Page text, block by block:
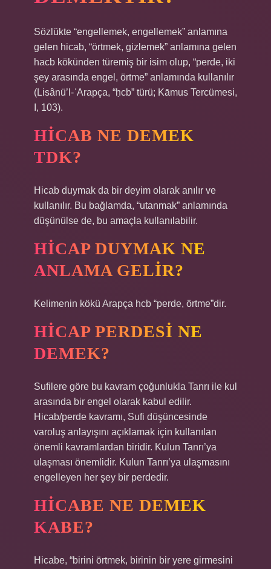
Sözlükte “engellemek, engellemek” anlamına
gelen hicab, “örtmek, gizlemek” anlamına gelen
hacb kökünden türemiş bir isim olup, “perde, iki
şey arasında engel, örtme” anlamında kullanılır
(Lisânü’l-ʿArapça, “ḥcb” türü; Kāmus Tercümesi,
I, 103).
HICAB NE DEMEK
TDK?
Hicab duymak da bir deyim olarak anılır ve
kullanılır. Bu bağlamda, “utanmak” anlamında
düşünülse de, bu amaçla kullanılabilir.
HICAP DUYMAK NE
ANLAMA GELIR?
Kelimenin kökü Arapça hcb “perde, örtme”dir.
HICAP PERDESI NE
DEMEK?
Sufilere göre bu kavram çoğunlukla Tanrı ile kul
arasında bir engel olarak kabul edilir.
Hicab/perde kavramı, Sufi düşüncesinde
varoluş anlayışını açıklamak için kullanılan
önemli kavramlardan biridir. Kulun Tanrı’ya
ulaşması önemlidir. Kulun Tanrı’ya ulaşmasını
engelleyen her şey bir perdedir.
HICABE NE DEMEK
KABE?
Hicabe, “birini örtmek, birinin bir yere girmesini